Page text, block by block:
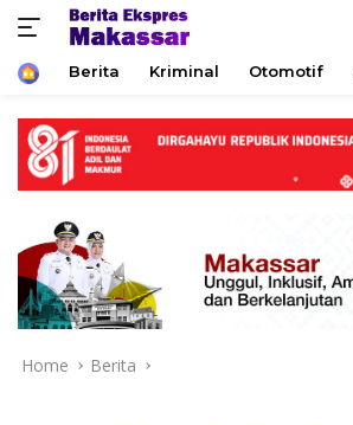
content
HomeBerita Kriminal Otomotif
Home Berita